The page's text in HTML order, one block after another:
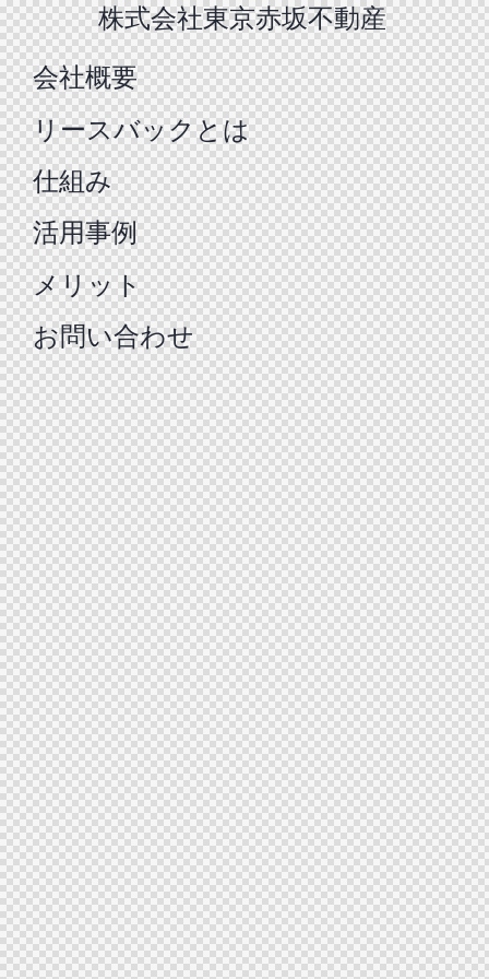
株式会社東京赤坂不動産
会社概要
リースバックとは
仕組み
活用事例
メリット
お問い合わせ